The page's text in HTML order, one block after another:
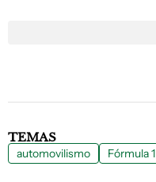
TEMAS
automovilismo Fórmula 1